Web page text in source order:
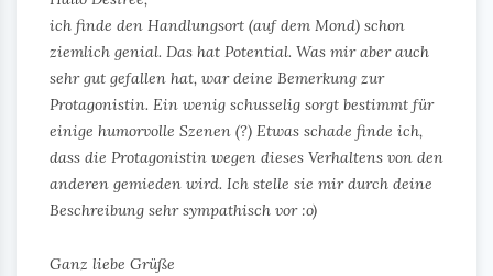
ich finde den Handlungsort (auf dem Mond) schon
ziemlich genial. Das hat Potential. Was mir aber auch
sehr gut gefallen hat, war deine Bemerkung zur
Protagonistin. Ein wenig schusselig sorgt bestimmt für
einige humorvolle Szenen (?) Etwas schade finde ich,
dass die Protagonistin wegen dieses Verhaltens von den
anderen gemieden wird. Ich stelle sie mir durch deine
Beschreibung sehr sympathisch vor :o)
Ganz liebe Grüße